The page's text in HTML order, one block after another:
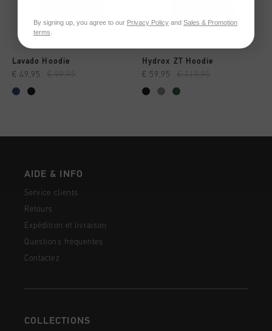
Lavado Hoodie
€ 49,95 € 99,95
Hydrox ZT Hoodie
€ 59,95 € 119,95
AIDE & INFO
Service clients
Retours
Expédition et livraison
Questions fréquentes
Contactez
COLLECTIONS
By signing up, you agree to our Privacy Policy and Sales & Promotion
terms